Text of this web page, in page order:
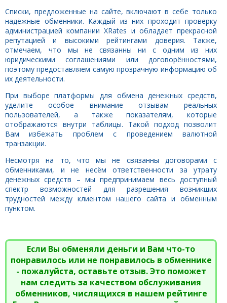
Списки, предложенные на сайте, включают в себе только
надёжные обменники. Каждый из них проходит проверку
администрацией компании XRates и обладает прекрасной
репутацией и высокими рейтингами доверия. Также,
отмечаем, что мы не связанны ни с одним из них
юридическими соглашениями или договорённостями,
поэтому предоставляем самую прозрачную информацию об
их деятельности.
При выборе платформы для обмена денежных средств,
уделите особое внимание отзывам реальных
пользователей, а также показателям, которые
отображаются внутри таблицы. Такой подход позволит
Вам избежать проблем с проведением валютной
транзакции.
Несмотря на то, что мы не связанны договорами с
обменниками, и не несём ответственности за утрату
денежных средств – мы предпринимаем весь доступный
спектр возможностей для разрешения возникших
трудностей между клиентом нашего сайта и обменным
пунктом.
Если Вы обменяли деньги и Вам что-то
понравилось или не понравилось в обменнике
- пожалуйста, оставьте отзыв. Это поможет
нам следить за качеством обслуживания
обменников, числящихся в нашем рейтинге